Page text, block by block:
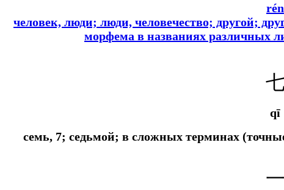
rén
человек, люди; люди, человечество; другой;
морфема в названиях различных
七
qī
семь, 7; седьмой; в сложных терминах
一